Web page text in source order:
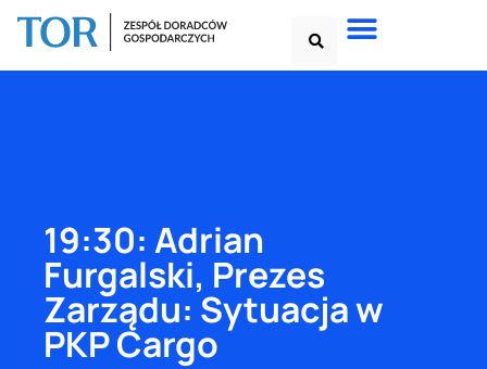
19:30: Adrian
Furgalski, Prezes
Zarządu: Sytuacja w
PKP Cargo